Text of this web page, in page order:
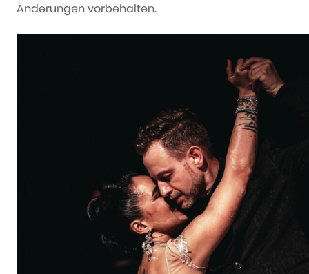
Änderungen vorbehalten.